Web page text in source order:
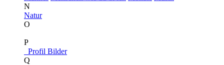
N
Natur
O
P
Profil Bilder
Q